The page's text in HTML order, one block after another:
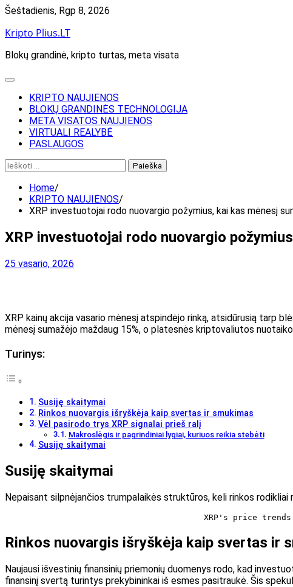
Skip
content
Šeštadienis, Rgp 8, 2026
Kripto Plius.LT
Blokų grandinė, kripto turtas, meta visata
KRIPTO NAUJIENOS
BLOKŲ GRANDINĖS TECHNOLOGIJA
META VISATOS NAUJIENOS
VIRTUALI REALYBĖ
PASLAUGOS
Ieškoti:
Home
KRIPTO NAUJIENOS
XRP investuotojai rodo nuovargio požymius, kai kas mėnesį
XRP investuotojai rodo nuovargio
25 vasario, 2026
XRP kainų akcija vasario mėnesį atspindėjo rinką, atsidūrusią tarp
mėnesį sumažėjo maždaug 15%, o platesnės kriptovaliutos
Turinys:
Susiję skaitymai
Rinkos nuovargis išryškėja kaip svertas ir smukimas
Vėl pasirodo trys XRP signalai prieš ralį
Makroslėgis ir pagrindiniai lygiai, kuriuos reikia stebėti
Susiję skaitymai
Susiję skaitymai
Nepaisant silpnėjančios trumpalaikės struktūros, keli rinkos
XRP's price
Rinkos nuovargis išryškėja kaip svertas ir
Naujausi išvestinių finansinių priemonių duomenys rodo, kad
finansinį svertą turintys prekybininkai iš esmės pasitraukė. Šis